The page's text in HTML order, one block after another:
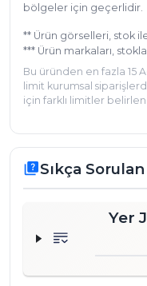
bölgeler için geçerlidir.
** Ürün görselleri, stok
*** Ürün markaları,
Bu üründen en fazla 15
limit kurumsal
için farklı limitler
quizSıkça
Yer